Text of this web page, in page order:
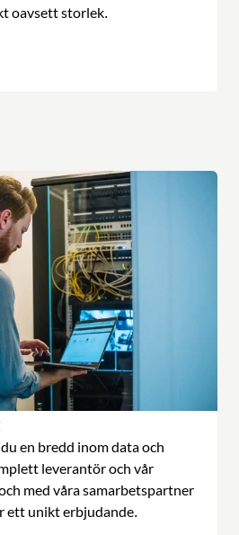
oavsett storlek.
en bredd inom data och
leverantör och vår
med våra samarbetspartner
ett unikt erbjudande.